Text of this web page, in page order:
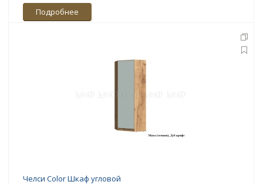
Подробнее
Челси Color Шкаф угловой